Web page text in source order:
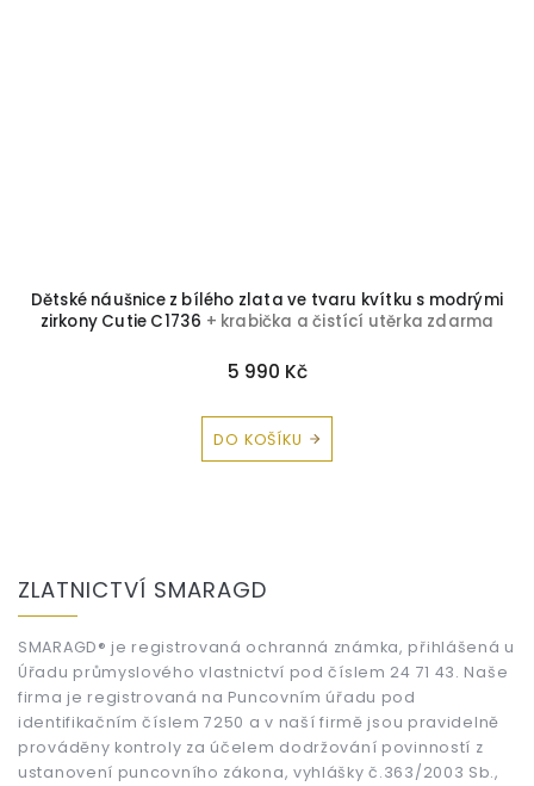
Dětské náušnice z bílého zlata ve tvaru kvítku s modrými
zirkony Cutie C1736 + krabička a čistící utěrka zdarma
5 990 Kč
DO KOŠÍKU
ZLATNICTVÍ SMARAGD
SMARAGD® je registrovaná ochranná známka, přihlášená u
Úřadu průmyslového vlastnictví pod číslem 24 71 43. Naše
firma je registrovaná na Puncovním úřadu pod
identifikačním číslem 7250 a v naší firmě jsou pravidelně
prováděny kontroly za účelem dodržování povinností z
ustanovení puncovního zákona, vyhlášky č.363/2003 Sb.,